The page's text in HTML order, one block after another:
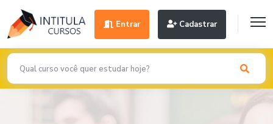
Entrar Cadastrar